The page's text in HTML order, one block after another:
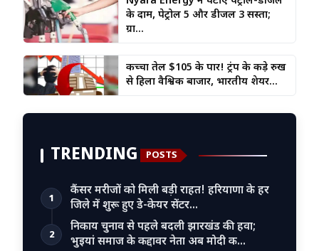
के दाम, पेट्रोल ₹5 और डीजल ₹3 सस्ता;
ग्रा...
कच्चा तेल $105 के पार! ट्रंप के कड़े रुख
से हिला वैश्विक बाजार, भारतीय शेयर...
TRENDING POSTS
1
कैंसर मरीजों को मिली बड़ी राहत! हरियाणा के हर
जिले में शुरू हुए डे-केयर सेंटर…
2
निकाय चुनाव से पहले बदली झारखंड की हवा;
भुइयां समाज के कद्दावर नेता अब मोदी क…